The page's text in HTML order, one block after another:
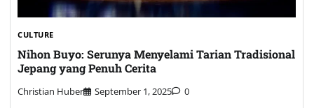
CULTURE
Nihon Buyo: Serunya Menyelami Tarian Tradisional
Jepang yang Penuh Cerita
Christian Huber September 1, 2025 0